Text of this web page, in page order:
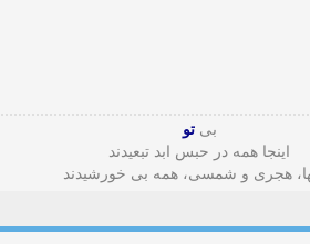
بی تو
اینجا همه در حبس ابد تبعیدند
هجری و شمسی، همه بی خورشیدند